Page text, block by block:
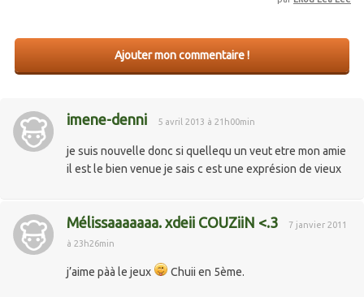
Ajouter mon commentaire !
imene-denni 5 avril 2013 à 21h00min
je suis nouvelle donc si quellequ un veut etre mon amie
il est le bien venue je sais c est une exprésion de vieux
Mélissaaaaaaa. xdeii COUZiiN <.3
7 janvier 2011
à 23h26min
j’aime pàà le jeux Chuii en 5ème.